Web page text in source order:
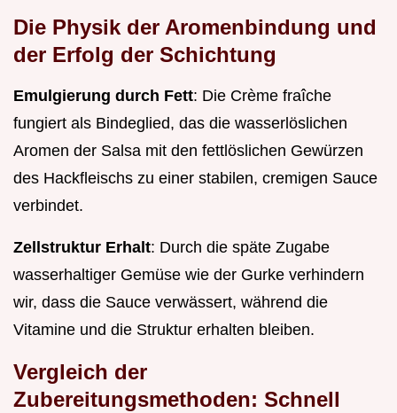
Die Physik der Aromenbindung und
der Erfolg der Schichtung
Emulgierung durch Fett: Die Crème fraîche
fungiert als Bindeglied, das die wasserlöslichen
Aromen der Salsa mit den fettlöslichen Gewürzen
des Hackfleischs zu einer stabilen, cremigen Sauce
verbindet.
Zellstruktur Erhalt: Durch die späte Zugabe
wasserhaltiger Gemüse wie der Gurke verhindern
wir, dass die Sauce verwässert, während die
Vitamine und die Struktur erhalten bleiben.
Vergleich der
Zubereitungsmethoden: Schnell